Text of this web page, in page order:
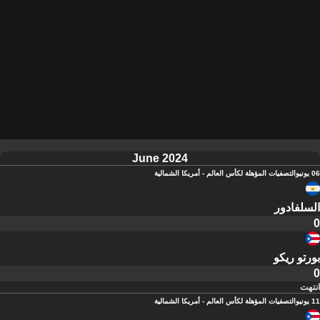
June 2024
06 يونيو التصفيات المؤهلة لكأس العالم - أمريكا الشمالية
السلفادور
0
بورتو ريكو
0
انتهت
11 يونيو التصفيات المؤهلة لكأس العالم - أمريكا الشمالية